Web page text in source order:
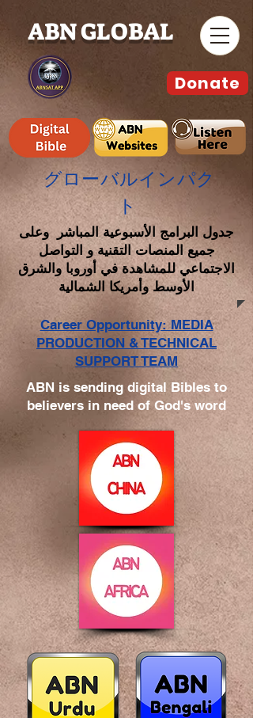
ABN GLOBAL
グローバルインパク
ト
جدول البرامج الأسبوعية المباشر وعلى
جميع المنصات التقنية و التواصل
الاجتماعي للمشاهدة في أوروبا والشرق
الأوسط وأمريكا الشمالية
ABN is sending digital Bibles to
believers in need of God's word
Donate
Career Opportunity: MEDIA
PRODUCTION & TECHNICAL
SUPPORT TEAM